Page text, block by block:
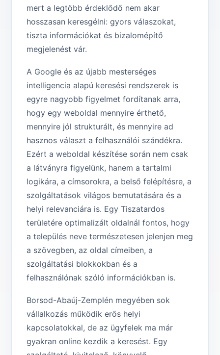
mert a legtöbb érdeklődő nem akar
hosszasan keresgélni: gyors válaszokat,
tiszta információkat és bizalomépítő
megjelenést vár.
A Google és az újabb mesterséges
intelligencia alapú keresési rendszerek is
egyre nagyobb figyelmet fordítanak arra,
hogy egy weboldal mennyire érthető,
mennyire jól strukturált, és mennyire ad
hasznos választ a felhasználói szándékra.
Ezért a weboldal készítése során nem csak
a látványra figyelünk, hanem a tartalmi
logikára, a címsorokra, a belső felépítésre, a
szolgáltatások világos bemutatására és a
helyi relevanciára is. Egy Tiszatar­dos
területére optimalizált oldalnál fontos, hogy
a település neve természetesen jelenjen meg
a szövegben, az oldal címeiben, a
szolgáltatási blokkokban és a
felhasználónak szóló információkban is.
Borsod-Abaúj-Zemplén megyében sok
vállalkozás működik erős helyi
kapcsolatokkal, de az ügyfelek ma már
gyakran online kezdik a keresést. Egy